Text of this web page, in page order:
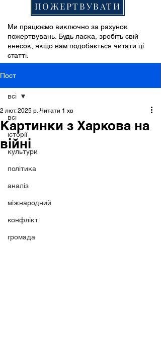
ПОЖЕРТВУВАТИ
Ми працюємо виключно за рахунок
пожертвувань. Будь ласка, зробіть свій
внесок, якщо вам подобається читати ці
статті.
Пост
всі
історії
культури
політика
аналіз
міжнародний
конфлікт
громада
всі
Картинки з Харкова на
війні
2 лют. 2025 р. Читати 1 хв